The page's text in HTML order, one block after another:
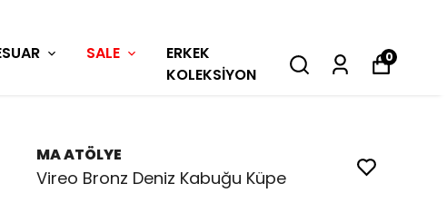
SALE
ERKEK
KOLEKSİYON
0
MA ATÖLYE
Vireo Bronz Deniz Kabuğu Küpe